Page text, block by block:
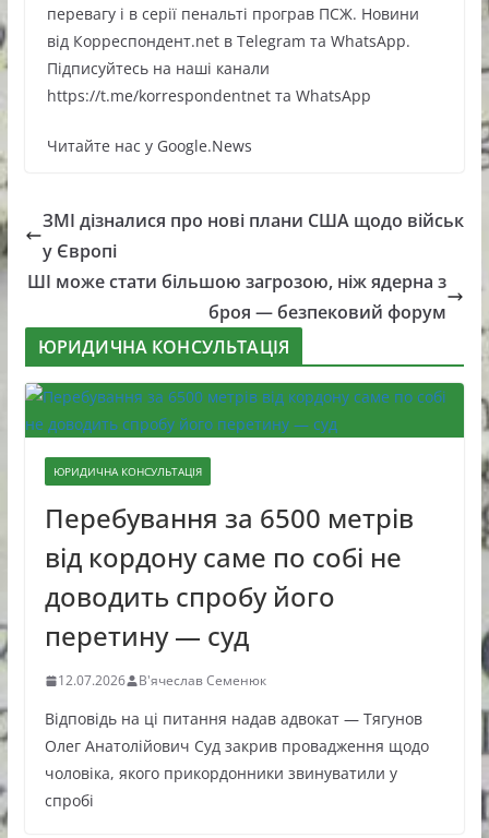
перевагу і в серії пенальті програв ПСЖ. Новини
від Корреспондент.net в Telegram та WhatsApp.
Підписуйтесь на наші канали
https://t.me/korrespondentnet та WhatsApp
Читайте нас у Google.News
ЗМІ дізналися про нові плани США щодо військ
у Європі
ШІ може стати більшою загрозою, ніж ядерна з
броя — безпековий форум
ЮРИДИЧНА КОНСУЛЬТАЦІЯ
ЮРИДИЧНА КОНСУЛЬТАЦІЯ
Перебування за 6500 метрів
від кордону саме по собі не
доводить спробу його
перетину — суд
12.07.2026 В'ячеслав Семенюк
Відповідь на ці питання надав адвокат — Тягунов
Олег Анатолійович Суд закрив провадження щодо
чоловіка, якого прикордонники звинуватили у
спробі